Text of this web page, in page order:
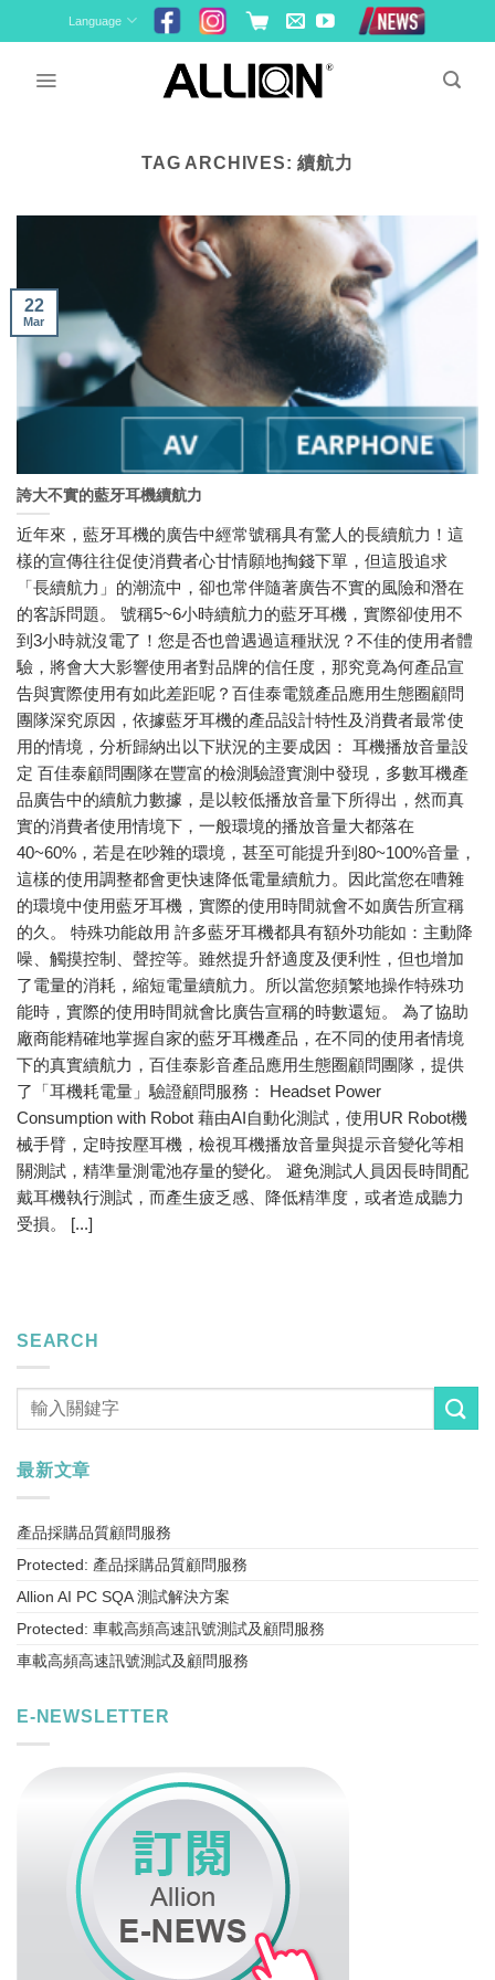
to
Language
TAG ARCHIVES:續航力
誇大不實的藍牙耳機續航力
近年來，藍牙耳機的廣告中經常號稱具有驚人的長續航力！這
樣的宣傳往往促使消費者心甘情願地掏錢下單，但這股追求
「長續航力」的潮流中，卻也常伴隨著廣告不實的風險和潛在
的客訴問題。 號稱5~6小時續航力的藍牙耳機，實際卻使用不
到3小時就沒電了！您是否也曾遇過這種狀況？不佳的使用者體
驗，將會大大影響使用者對品牌的信任度，那究竟為何產品宣
告與實際使用有如此差距呢？百佳泰電競產品應用生態圈顧問
團隊深究原因，依據藍牙耳機的產品設計特性及消費者最常使
用的情境，分析歸納出以下狀況的主要成因： 耳機播放音量設
定 百佳泰顧問團隊在豐富的檢測驗證實測中發現，多數耳機產
品廣告中的續航力數據，是以較低播放音量下所得出，然而真
實的消費者使用情境下，一般環境的播放音量大都落在
40~60%，若是在吵雜的環境，甚至可能提升到80~100%音量，
這樣的使用調整都會更快速降低電量續航力。因此當您在嘈雜
的環境中使用藍牙耳機，實際的使用時間就會不如廣告所宣稱
的久。 特殊功能啟用 許多藍牙耳機都具有額外功能如：主動降
噪、觸摸控制、聲控等。雖然提升舒適度及便利性，但也增加
了電量的消耗，縮短電量續航力。所以當您頻繁地操作特殊功
能時，實際的使用時間就會比廣告宣稱的時數還短。 為了協助
廠商能精確地掌握自家的藍牙耳機產品，在不同的使用者情境
下的真實續航力，百佳泰影音產品應用生態圈顧問團隊，提供
了「耳機耗電量」驗證顧問服務： Headset Power
Consumption with Robot 藉由AI自動化測試，使用UR Robot機
械手臂，定時按壓耳機，檢視耳機播放音量與提示音變化等相
關測試，精準量測電池存量的變化。 避免測試人員因長時間配
戴耳機執行測試，而產生疲乏感、降低精準度，或者造成聽力
受損。 [...]
22
Mar
SEARCH
最新文章
產品採購品質顧問服務
Protected: 產品採購品質顧問服務
Allion AI PC SQA 測試解決方案
Protected: 車載高頻高速訊號測試及顧問服務
車載高頻高速訊號測試及顧問服務
E-NEWSLETTER